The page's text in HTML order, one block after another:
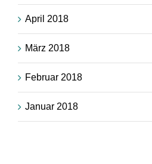
April 2018
März 2018
Februar 2018
Januar 2018